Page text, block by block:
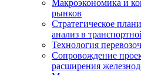
Макроэкономика и
рынков
Стратегическое
анализ в
Технология
Сопровождение
расширения